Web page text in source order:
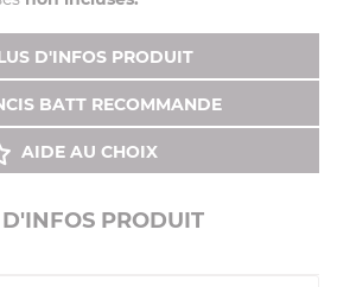
D'INFOS PRODUIT
BATT RECOMMANDE
AIDE AU CHOIX
PRODUIT